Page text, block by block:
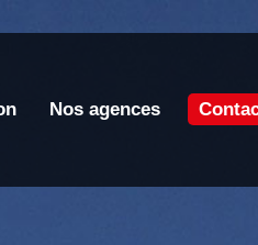
Nos agences